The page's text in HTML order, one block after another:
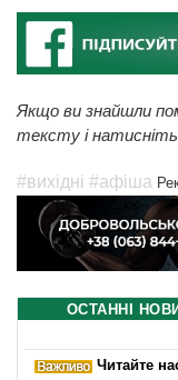
Якщо ви знайшли
тексту і
#вихідні #афіша
ОСТАННІ
Читайте